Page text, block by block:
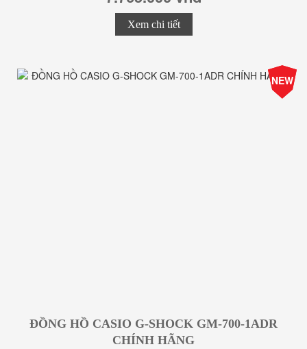
Xem chi tiết
-25%
Giá
NEW
ĐỒNG HỒ CASIO G-SHOCK GM-700-1ADR
CHÍNH HÃNG